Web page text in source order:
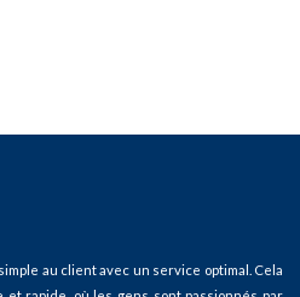
au client avec un service optimal. Cela